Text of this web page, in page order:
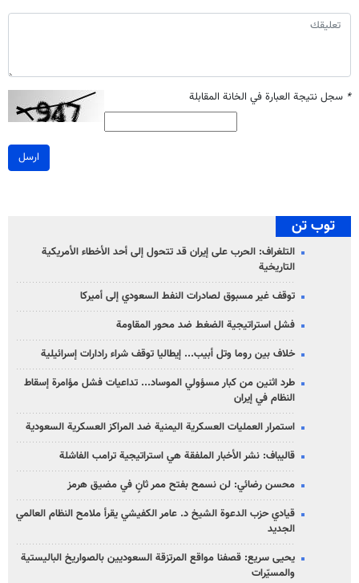
* سجل نتيجة العبارة في الخانة المقابلة
ارسل
توب تن
التلغراف: الحرب على إيران قد تتحول إلى أحد الأخطاء الأمريكية
التاريخية
توقف غير مسبوق لصادرات النفط السعودي إلى أميركا
فشل استراتيجية الضغط ضد محور المقاومة
خلاف بين روما وتل أبيب... إيطاليا توقف شراء رادارات إسرائيلية
طرد اثنين من كبار مسؤولي الموساد... تداعيات فشل مؤامرة إسقاط
النظام في إيران
استمرار العمليات العسكرية اليمنية ضد المراكز العسكرية السعودية
قاليباف: نشر الأخبار الملفقة هي استراتيجية ترامب الفاشلة
محسن رضائي: لن نسمح بفتح ممر ثانٍ في مضيق هرمز
قيادي حزب الدعوة الشيخ د. عامر الكفيشي يقرأ ملامح النظام العالمي
الجديد
يحيى سريع: قصفنا مواقع المرتزقة السعوديين بالصواريخ الباليستية
والمسيّرات